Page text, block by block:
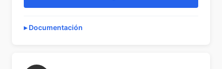
Documentación